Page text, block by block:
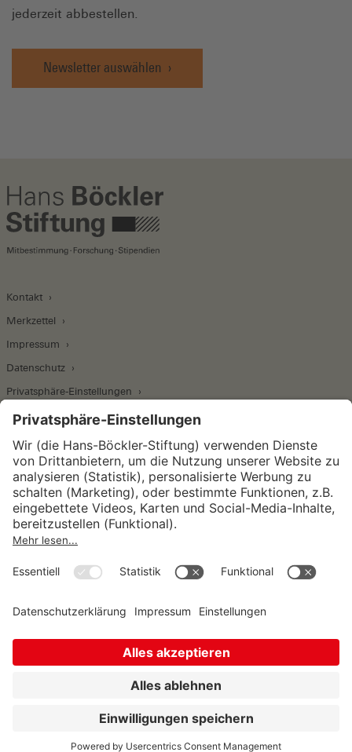
jederzeit abbestellen.
Newsletter auswählen
Kontakt
Merkzettel
Impressum
Datenschutz
Privatsphäre-Einstellungen
Wirtschafts- und Sozialwissenschaftliches Institut
Institut für Makroökonomie und
Konjunkturforschung
Unternehmensführung
Sozialrecht
© Hans-Böckler-Stiftung 2026